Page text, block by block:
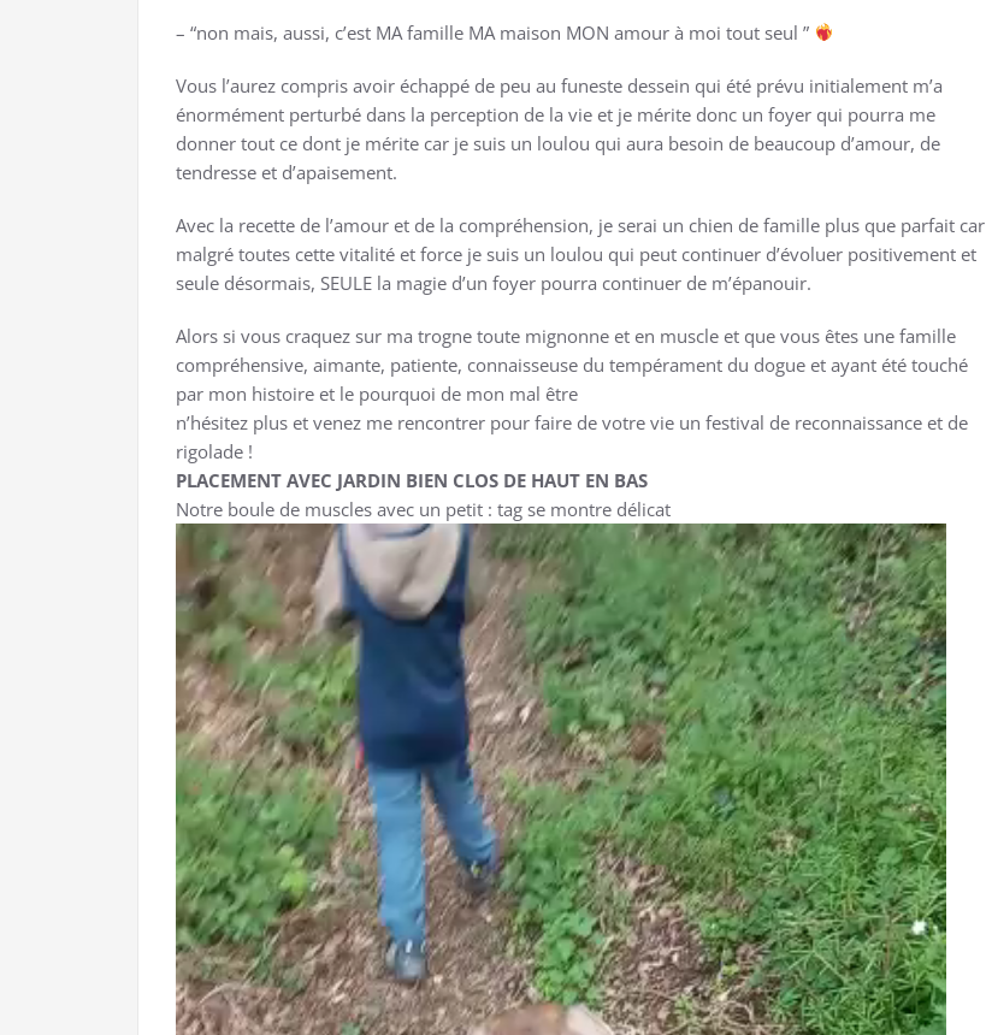
– “non mais, aussi, c’est MA famille MA maison MON amour à moi tout seul ”
Vous l’aurez compris avoir échappé de peu au funeste dessein qui été prévu initialement m’a
énormément perturbé dans la perception de la vie et je mérite donc un foyer qui pourra me
donner tout ce dont je mérite car je suis un loulou qui aura besoin de beaucoup d’amour, de
tendresse et d’apaisement.
Avec la recette de l’amour et de la compréhension, je serai un chien de famille plus que parfait car
malgré toutes cette vitalité et force je suis un loulou qui peut continuer d’évoluer positivement et
seule désormais, SEULE la magie d’un foyer pourra continuer de m’épanouir.
Alors si vous craquez sur ma trogne toute mignonne et en muscle et que vous êtes une famille
compréhensive, aimante, patiente, connaisseuse du tempérament du dogue et ayant été touché
par mon histoire et le pourquoi de mon mal être
n’hésitez plus et venez me rencontrer pour faire de votre vie un festival de reconnaissance et de
rigolade !
PLACEMENT AVEC JARDIN BIEN CLOS DE HAUT EN BAS
Notre boule de muscles avec un petit : tag se montre délicat
Lecteur
vidéo